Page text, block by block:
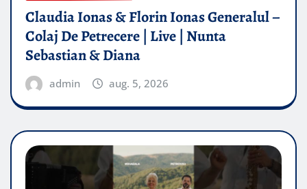
Claudia Ionas & Florin Ionas Generalul –
Colaj De Petrecere | Live | Nunta
Sebastian & Diana
admin aug. 5, 2026